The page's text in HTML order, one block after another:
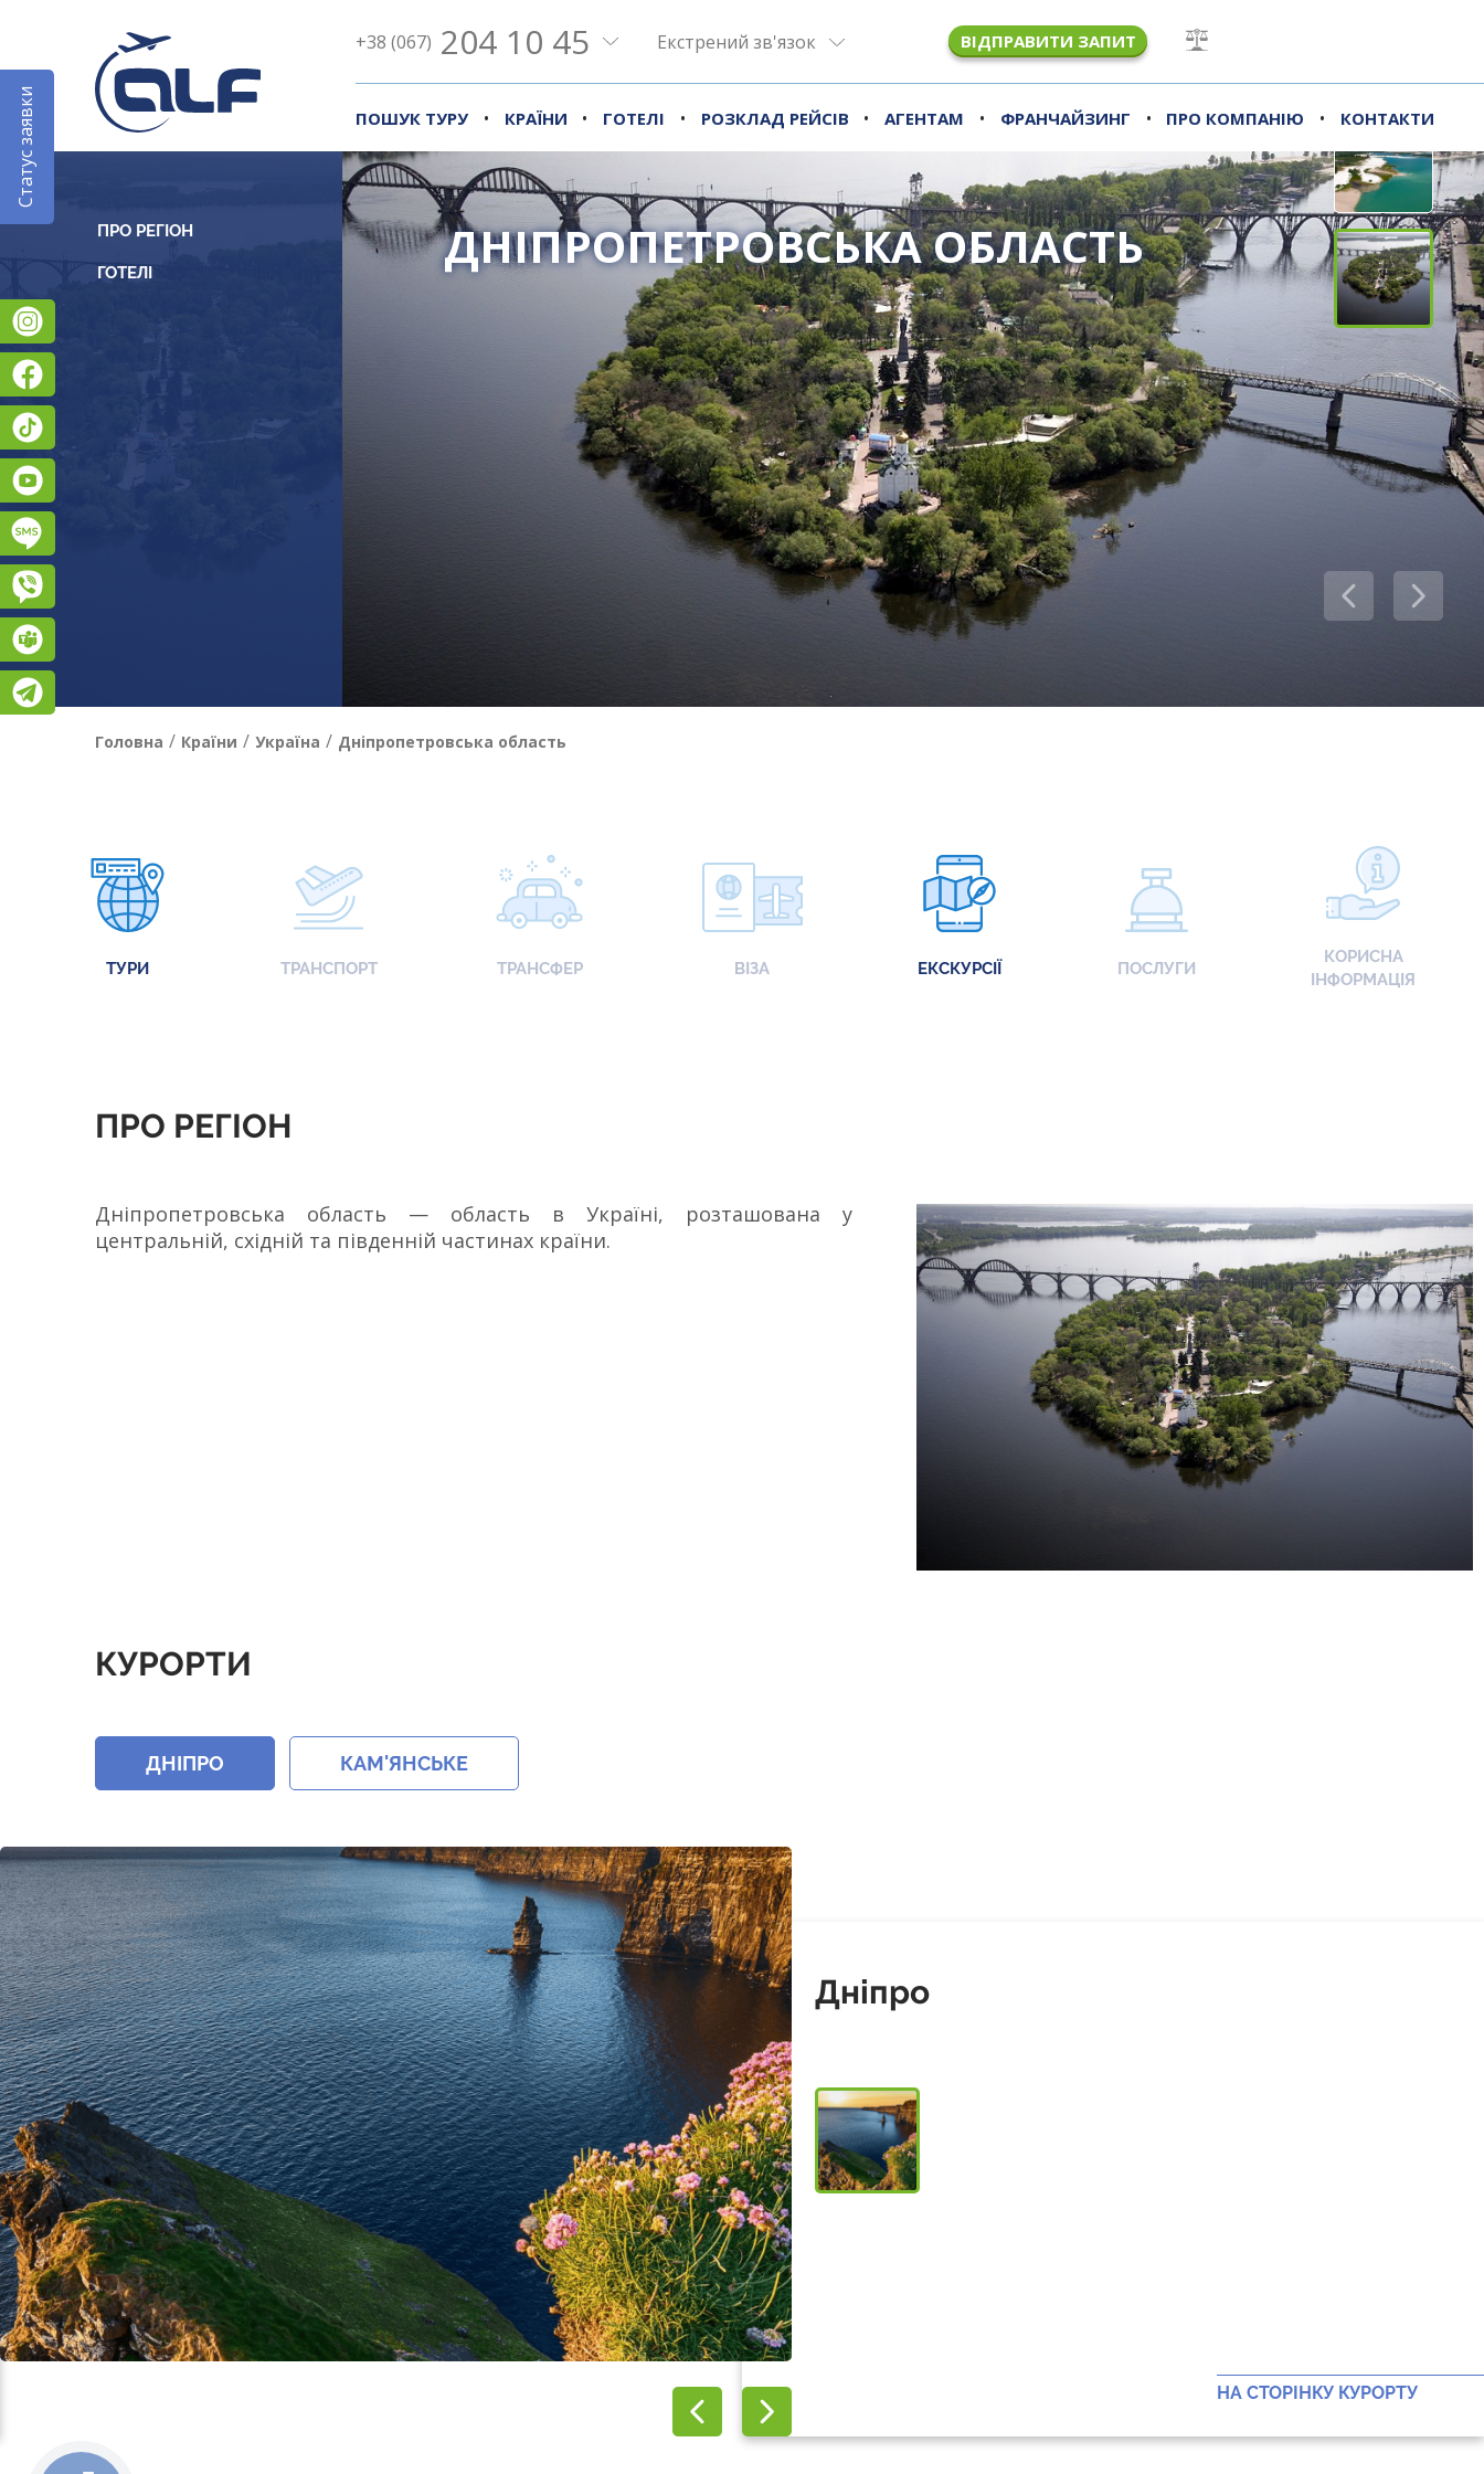
+38 (067) 204 10 45 Екстрений зв'язок ВІДПРАВИТИ ЗАПИТ
ПОШУК ТУРУ • КРАЇНИ • ГОТЕЛІ • РОЗКЛАД РЕЙСІВ • АГЕНТАМ • ФРАНЧАЙЗИНГ • ПРО КОМПАНІЮ • КОНТАКТИ
Статус заявки
ДНІПРОПЕТРОВСЬКА ОБЛАСТЬ
ПРО РЕГІОН
Головна / Країни / Україна / Дніпропетровська область
ТУРИ ТРАНСПОРТ ТРАНСФЕР ВІЗА ЕКСКУРСІЇ ПОСЛУГИ
КОРИСНА
ІНФОРМАЦІЯ
ПРО РЕГІОН
Дніпропетровська область — область в Україні, розташована у
центральній, східній та південній частинах країни.
КУРОРТИ
ДНІПРО КАМ'ЯНСЬКЕ
Дніпро
НА СТОРІНКУ КУРОРТУ